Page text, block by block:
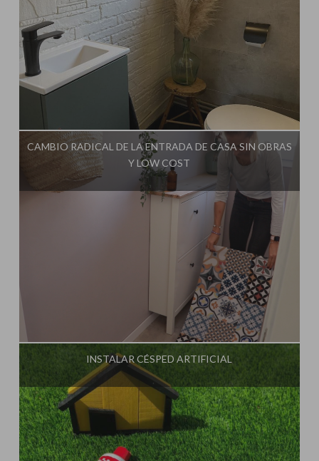
Influencer: Steffido
CAMBIO RADICAL DE LA ENTRADA DE CASA SIN OBRAS
Y LOW COST
Influencer: Steffido
INSTALAR CÉSPED ARTIFICIAL